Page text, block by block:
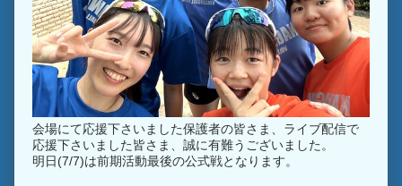
会場にて応援下さいました保護者の皆さま、ライブ配信で
応援下さいました皆さま、誠に有難うございました。
明日(7/7)は前期活動最後の公式戦となります。